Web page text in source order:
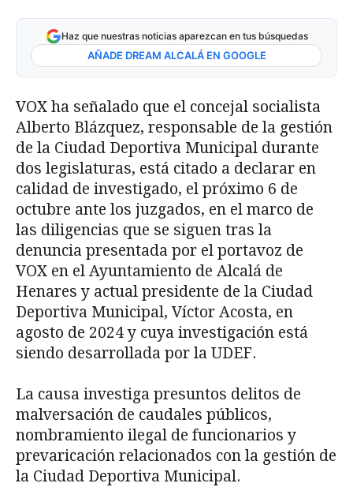
Haz que nuestras noticias aparezcan en tus búsquedas
AÑADE DREAM ALCALÁ EN GOOGLE
VOX ha señalado que el concejal socialista
Alberto Blázquez, responsable de la gestión
de la Ciudad Deportiva Municipal durante
dos legislaturas, está citado a declarar en
calidad de investigado, el próximo 6 de
octubre ante los juzgados, en el marco de
las diligencias que se siguen tras la
denuncia presentada por el portavoz de
VOX en el Ayuntamiento de Alcalá de
Henares y actual presidente de la Ciudad
Deportiva Municipal, Víctor Acosta, en
agosto de 2024 y cuya investigación está
siendo desarrollada por la UDEF.
La causa investiga presuntos delitos de
malversación de caudales públicos,
nombramiento ilegal de funcionarios y
prevaricación relacionados con la gestión de
la Ciudad Deportiva Municipal.